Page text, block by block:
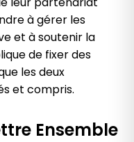
à gérer les
et à soutenir la
de fixer des
les deux
et compris.
Ensemble